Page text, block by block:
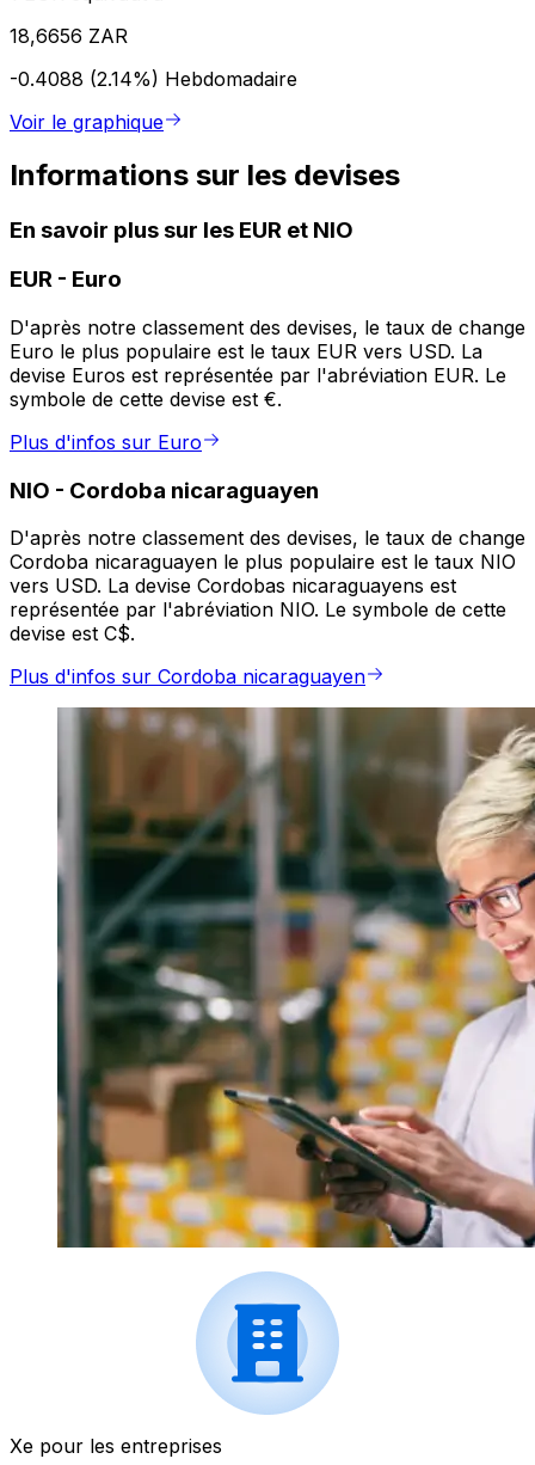
18,6656 ZAR
-0.4088 (2.14%) Hebdomadaire
Voir le graphique
Informations sur les devises
En savoir plus sur les EUR et NIO
EUR - Euro
D'après notre classement des devises, le taux de change
Euro le plus populaire est le taux EUR vers USD. La
devise Euros est représentée par l'abréviation EUR. Le
symbole de cette devise est €.
Plus d'infos sur Euro
NIO - Cordoba nicaraguayen
D'après notre classement des devises, le taux de change
Cordoba nicaraguayen le plus populaire est le taux NIO
vers USD. La devise Cordobas nicaraguayens est
représentée par l'abréviation NIO. Le symbole de cette
devise est C$.
Plus d'infos sur Cordoba nicaraguayen
Xe pour les entreprises